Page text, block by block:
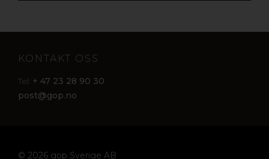
KONTAKT OSS
Tel: + 47 23 28 90 30
post@gop.no
© 2026 gop Sverige AB